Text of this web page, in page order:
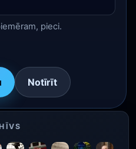
pieci.
Notīrīt